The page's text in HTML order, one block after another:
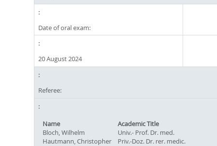
Date of oral exam:
20 August 2024
Referee:
Name
Academic Title
Bloch, Wilhelm
Univ.- Prof. Dr. med.
Hautmann, Christopher
Priv.-Doz. Dr. rer. medic.